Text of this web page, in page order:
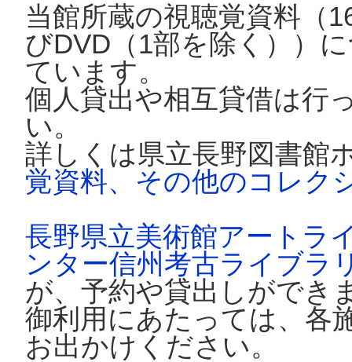
当館所蔵の視聴覚資料（
びDVD（1部を除く））
ています。
個人貸出や相互貸借は行
い。
詳しくは県立長野図書館
覚資料、その他のコレク
長野県立美術館アートラ
ンター信州考古ライブラ
が、予約や貸出しができ
御利用にあたっては、各
お出かけください。